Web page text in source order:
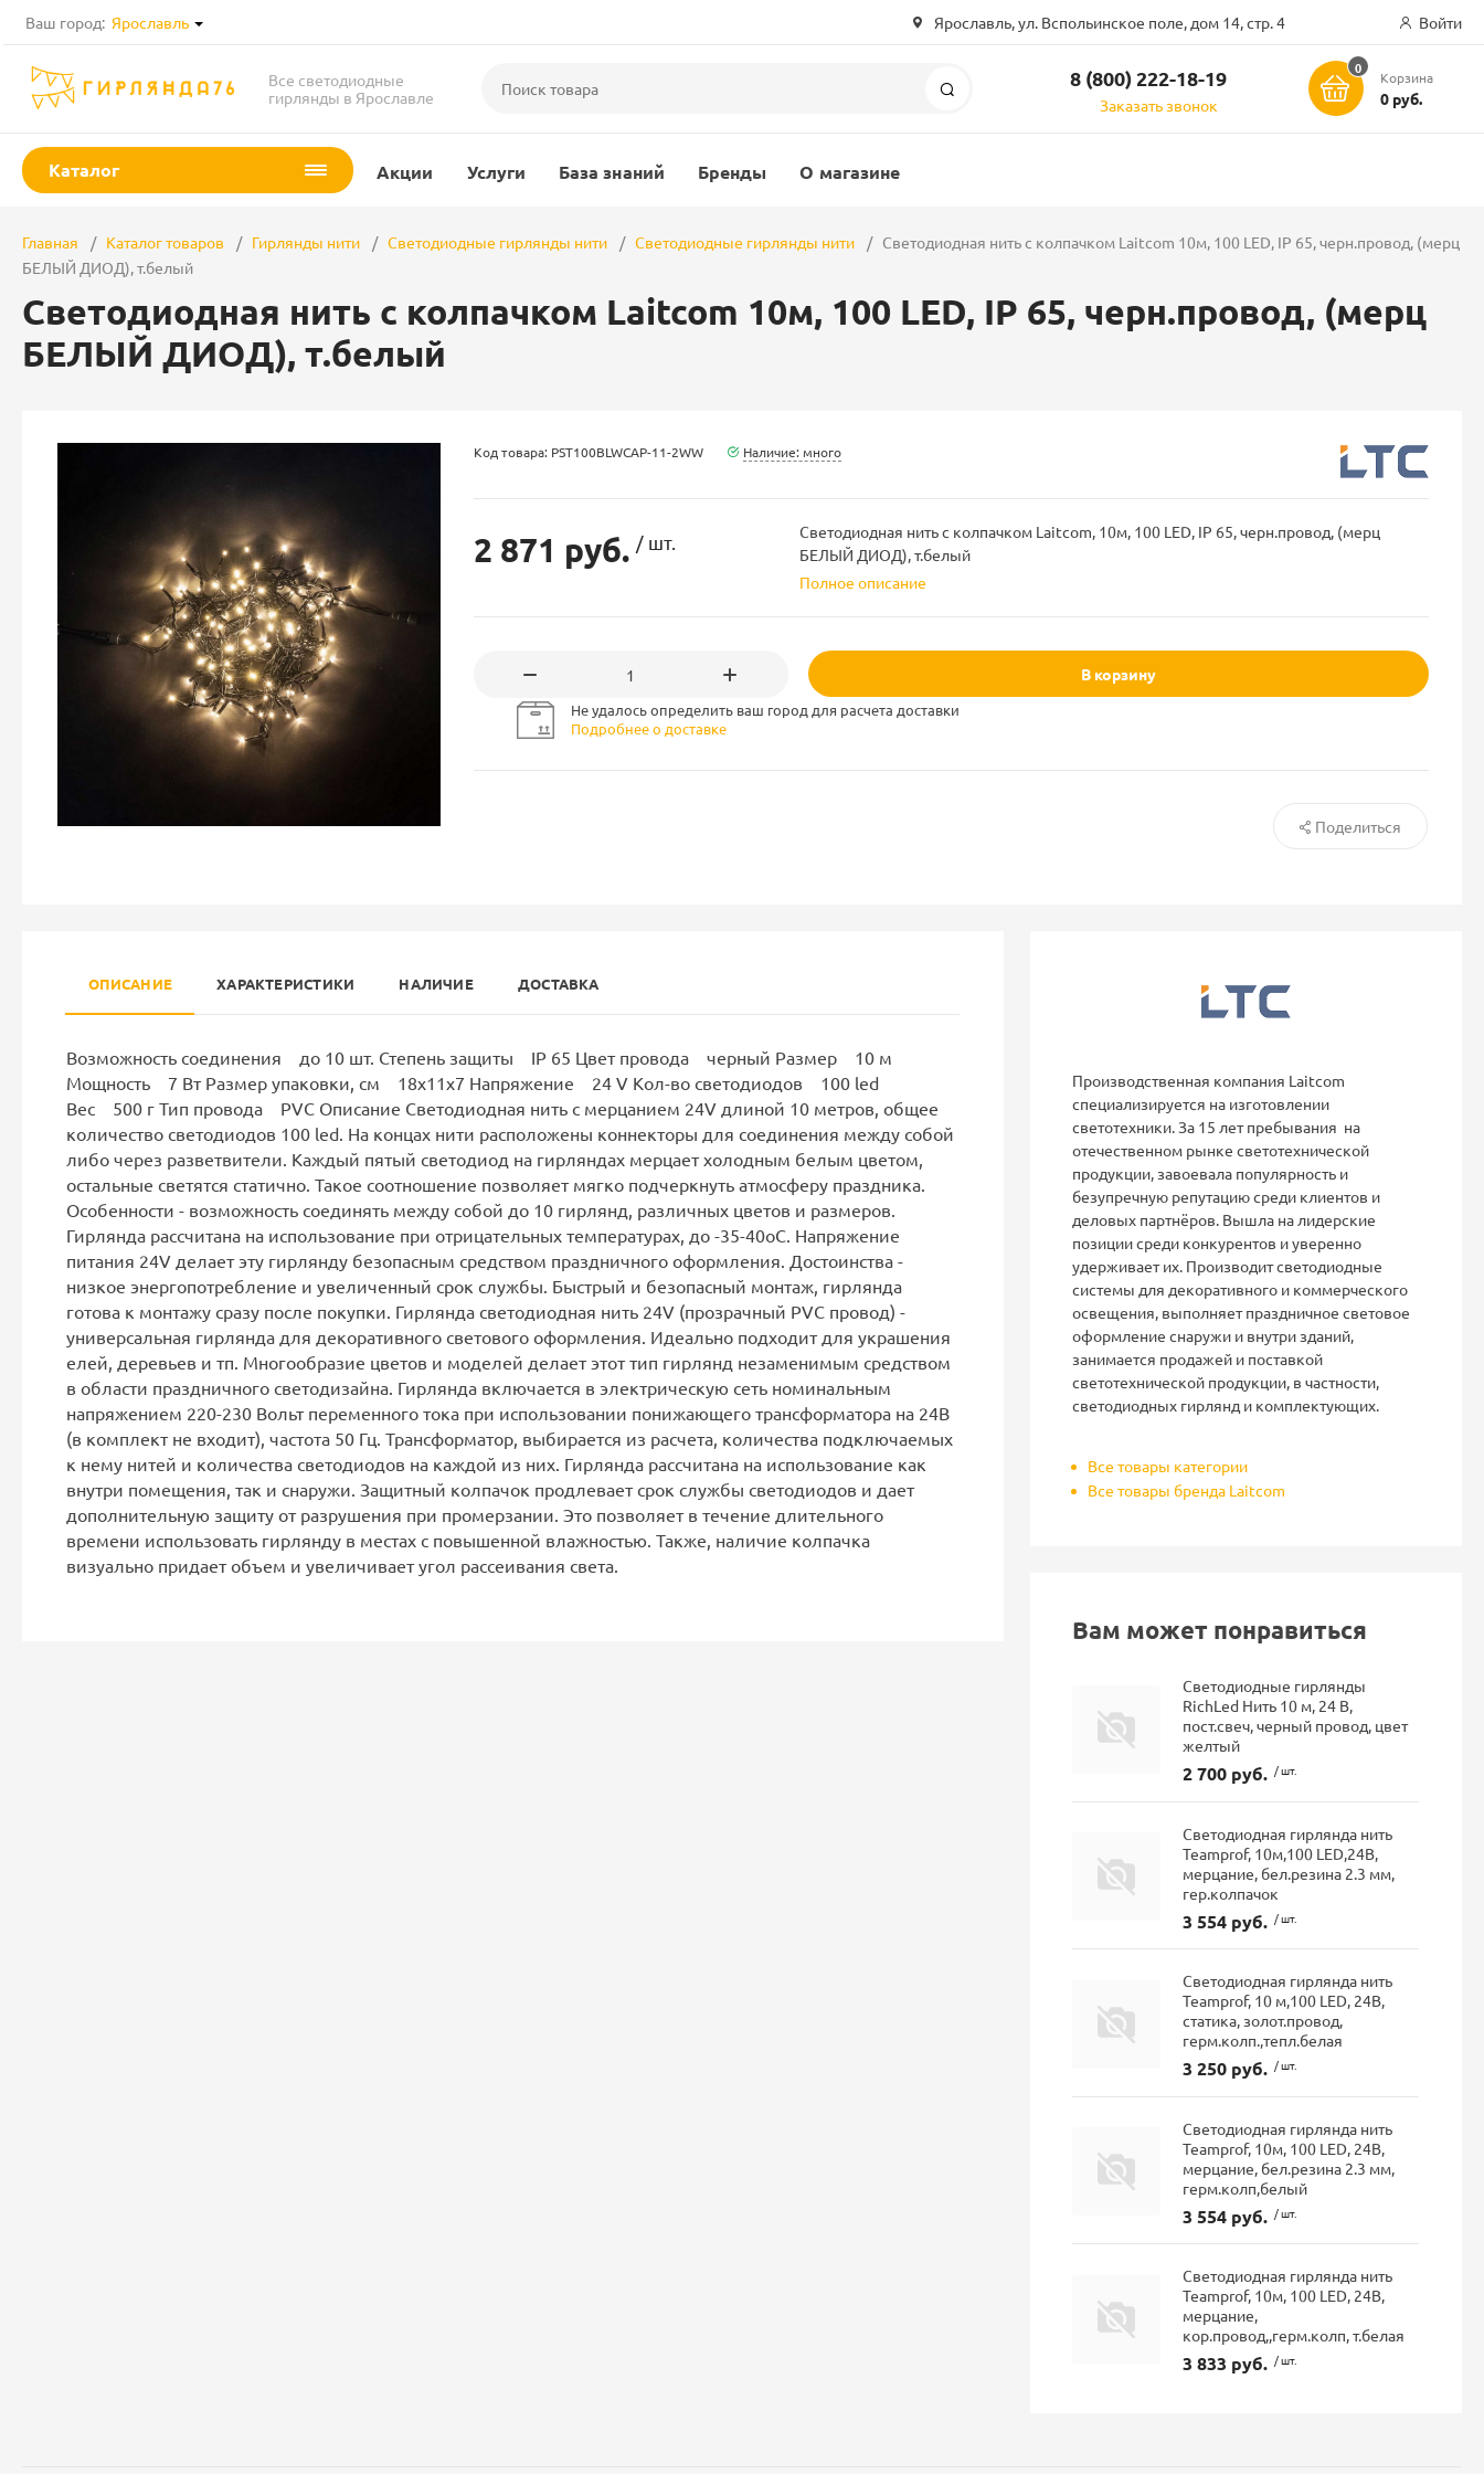
Ваш город: Ярославль Ярославль, ул. Вспольинское поле, дом 14, стр. 4 Войти
Все светодиодные
гирлянды в Ярославле
8 (800) 222-18-19
Заказать звонок
0
Корзина
0 руб.
Каталог Акции Услуги База знаний Бренды О магазине
Главная Каталог товаров Гирлянды нити Светодиодные гирлянды нити Светодиодные гирлянды нити
Светодиодная нить с колпачком Laitcom 10м, 100 LED, IP 65, черн.провод, (мерц
БЕЛЫЙ ДИОД), т.белый
Светодиодная нить с колпачком Laitcom 10м, 100 LED, IP 65, черн.провод, (мерц
БЕЛЫЙ ДИОД), т.белый
Код товара: PST100BLWCAP-11-2WW Наличие: много
2 871 руб. / шт.
Светодиодная нить с колпачком Laitcom, 10м, 100 LED, IP 65, черн.провод, (мерц
БЕЛЫЙ ДИОД), т.белый
Полное описание
В корзину
Не удалось определить ваш город для расчета доставки
Подробнее о доставке
Поделиться
ОПИСАНИЕ ХАРАКТЕРИСТИКИ НАЛИЧИЕ ДОСТАВКА
Возможность соединения до 10 шт. Степень защиты IP 65 Цвет провода черный Размер 10 м
Мощность 7 Вт Размер упаковки, см 18x11x7 Напряжение 24 V Кол-во светодиодов 100 led
Вес 500 г Тип провода PVC Описание Светодиодная нить с мерцанием 24V длиной 10 метров, общее
количество светодиодов 100 led. На концах нити расположены коннекторы для соединения между собой
либо через разветвители. Каждый пятый светодиод на гирляндах мерцает холодным белым цветом,
остальные светятся статично. Такое соотношение позволяет мягко подчеркнуть атмосферу праздника.
Особенности - возможность соединять между собой до 10 гирлянд, различных цветов и размеров.
Гирлянда рассчитана на использование при отрицательных температурах, до -35-40oC. Напряжение
питания 24V делает эту гирлянду безопасным средством праздничного оформления. Достоинства -
низкое энергопотребление и увеличенный срок службы. Быстрый и безопасный монтаж, гирлянда
готова к монтажу сразу после покупки. Гирлянда светодиодная нить 24V (прозрачный PVC провод) -
универсальная гирлянда для декоративного светового оформления. Идеально подходит для украшения
елей, деревьев и тп. Многообразие цветов и моделей делает этот тип гирлянд незаменимым средством
в области праздничного светодизайна. Гирлянда включается в электрическую сеть номинальным
напряжением 220-230 Вольт переменного тока при использовании понижающего трансформатора на 24В
(в комплект не входит), частота 50 Гц. Трансформатор, выбирается из расчета, количества подключаемых
к нему нитей и количества светодиодов на каждой из них. Гирлянда рассчитана на использование как
внутри помещения, так и снаружи. Защитный колпачок продлевает срок службы светодиодов и дает
дополнительную защиту от разрушения при промерзании. Это позволяет в течение длительного
времени использовать гирлянду в местах с повышенной влажностью. Также, наличие колпачка
визуально придает объем и увеличивает угол рассеивания света.
Производственная компания Laitcom
специализируется на изготовлении
светотехники. За 15 лет пребывания на
отечественном рынке светотехнической
продукции, завоевала популярность и
безупречную репутацию среди клиентов и
деловых партнёров. Вышла на лидерские
позиции среди конкурентов и уверенно
удерживает их. Производит светодиодные
системы для декоративного и коммерческого
освещения, выполняет праздничное световое
оформление снаружи и внутри зданий,
занимается продажей и поставкой
светотехнической продукции, в частности,
светодиодных гирлянд и комплектующих.
Все товары категории
Все товары бренда Laitcom
Вам может понравиться
Светодиодные гирлянды
RichLed Нить 10 м, 24 В,
пост.свеч, черный провод, цвет
желтый
2 700 руб. / шт.
Светодиодная гирлянда нить
Teamprof, 10м,100 LED,24В,
мерцание, бел.резина 2.3 мм,
гер.колпачок
3 554 руб. / шт.
Светодиодная гирлянда нить
Teamprof, 10 м,100 LED, 24В,
статика, золот.провод,
герм.колп.,тепл.белая
3 250 руб. / шт.
Светодиодная гирлянда нить
Teamprof, 10м, 100 LED, 24В,
мерцание, бел.резина 2.3 мм,
герм.колп,белый
3 554 руб. / шт.
Светодиодная гирлянда нить
Teamprof, 10м, 100 LED, 24В,
мерцание,
кор.провод,,герм.колп, т.белая
3 833 руб. / шт.